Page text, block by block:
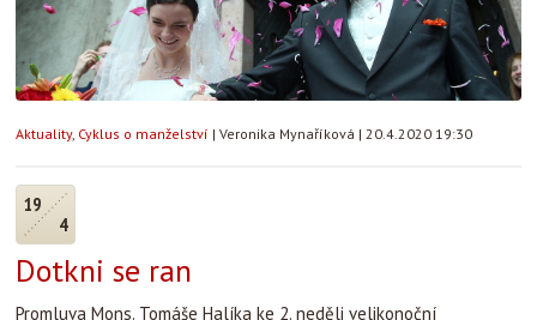
Aktuality, Cyklus o manželství | Veronika Mynaříková | 20.4.2020 19:30
19
4
Dotkni se ran
Promluva Mons. Tomáše Halíka ke 2. neděli velikonoční